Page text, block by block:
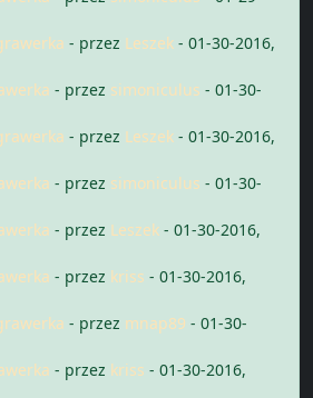
- przez Leszek - 01-30-2016,
- przez simoniculus - 01-30-
- przez Leszek - 01-30-2016,
- przez simoniculus - 01-30-
- przez Leszek - 01-30-2016,
- przez kriss - 01-30-2016,
- przez mnap89 - 01-30-
- przez kriss - 01-30-2016,